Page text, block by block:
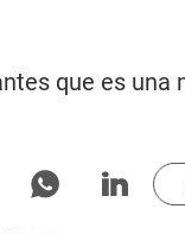
que es una